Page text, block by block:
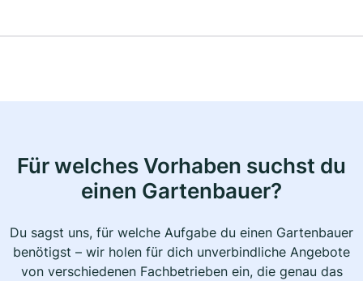
Für welches Vorhaben suchst du
einen Gartenbauer?
Du sagst uns, für welche Aufgabe du einen Gartenbauer
benötigst – wir holen für dich unverbindliche Angebote
von verschiedenen Fachbetrieben ein, die genau das